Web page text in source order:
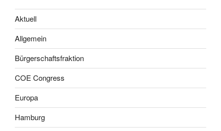
Aktuell
Allgemein
Bürgerschaftsfraktion
COE Congress
Europa
Hamburg